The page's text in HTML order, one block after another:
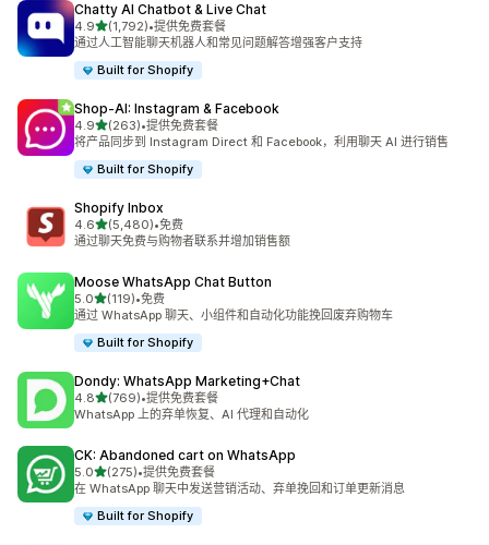
Chatty AI Chatbot & Live Chat
4.9星（满分 5 星）
(1,792)
总共 1792 条评论
•提供免费套餐
通过人工智能聊天机器人和常见问题解答增强客户支持
Built for Shopify
Shop‑AI: Instagram & Facebook
4.9星（满分 5 星）
(263)
总共 263 条评论
•提供免费套餐
将产品同步到 Instagram Direct 和 Facebook，利用聊天 AI 进行销售
Built for Shopify
Shopify Inbox
4.6星（满分 5 星）
(5,480)
总共 5480 条评论
•免费
通过聊天免费与购物者联系并增加销售额
Moose WhatsApp Chat Button
5.0星（满分 5 星）
(119)
总共 119 条评论
•免费
通过 WhatsApp 聊天、小组件和自动化功能挽回废弃购物车
Built for Shopify
Dondy: WhatsApp Marketing+Chat
4.8星（满分 5 星）
(769)
总共 769 条评论
•提供免费套餐
WhatsApp 上的弃单恢复、AI 代理和自动化
CK: Abandoned cart on WhatsApp
5.0星（满分 5 星）
(275)
总共 275 条评论
•提供免费套餐
在 WhatsApp 聊天中发送营销活动、弃单挽回和订单更新消息
Built for Shopify